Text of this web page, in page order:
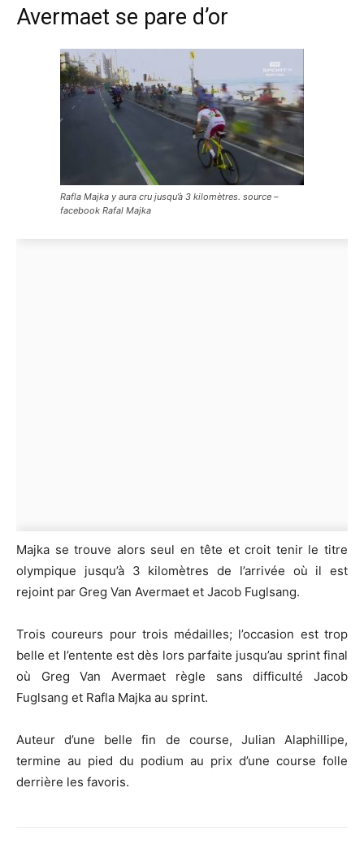
Avermaet se pare d’or
Rafla Majka y aura cru jusqu’à 3 kilomètres. source –
facebook Rafal Majka
Majka se trouve alors seul en tête et croit tenir le titre
olympique jusqu’à 3 kilomètres de l’arrivée où il est
rejoint par Greg Van Avermaet et Jacob Fuglsang.
Trois coureurs pour trois médailles; l’occasion est trop
belle et l’entente est dès lors parfaite jusqu’au sprint final
où Greg Van Avermaet règle sans difficulté Jacob
Fuglsang et Rafla Majka au sprint.
Auteur d’une belle fin de course, Julian Alaphillipe,
termine au pied du podium au prix d’une course folle
derrière les favoris.